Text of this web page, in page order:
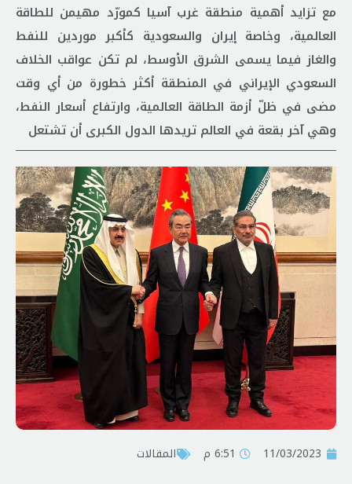
مع تزايد أهمية منطقة غرب آسيا كمورّد مهيمن للطاقة
العالمية، وخاصة إيران والسعودية كأكبر موردين للنفط
والغاز فيما يسمى الشرق الأوسط، لم تكن عواقب الخلاف
السعودي الإيراني في المنطقة أكثر خطورة من أي وقت
مضى في ظلّ أزمة الطاقة العالمية، وارتفاع أسعار النفط،
وهي آخر بقعة في العالم تريدها الدول الكبرى أن تشتعل
11/03/2023 6:51 م المقالات